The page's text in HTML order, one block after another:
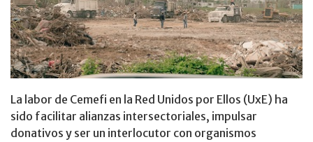
La labor de Cemefi en la Red Unidos por Ellos (UxE) ha
sido facilitar alianzas intersectoriales, impulsar
donativos y ser un interlocutor con organismos